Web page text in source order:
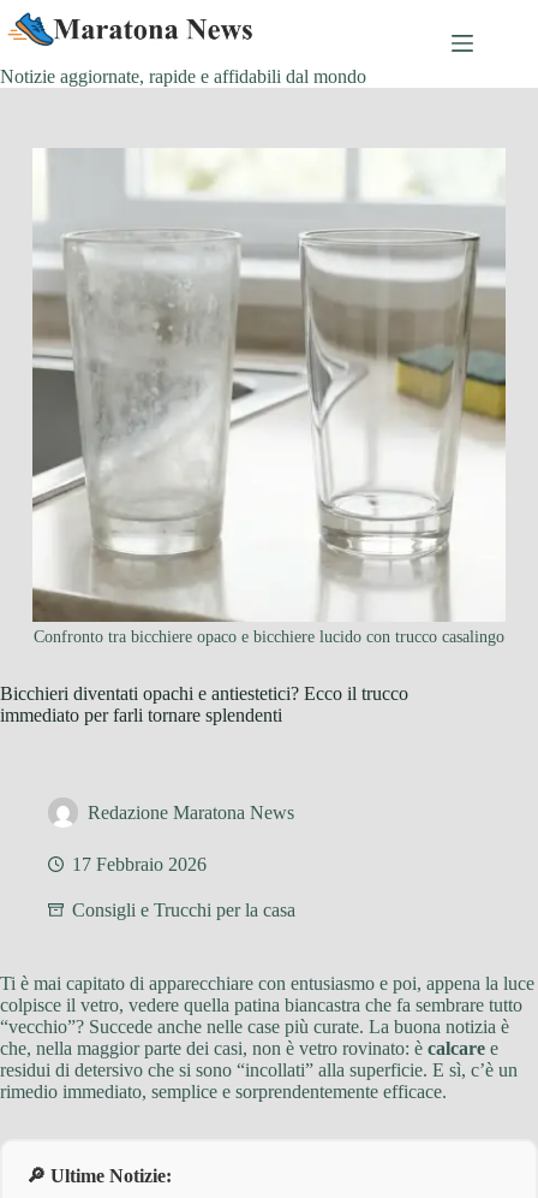
Salta
al
contenuto
Notizie aggiornate, rapide e affidabili dal mondo
Confronto tra bicchiere opaco e bicchiere lucido con trucco casalingo
Bicchieri diventati opachi e antiestetici? Ecco il trucco
immediato per farli tornare splendenti
Redazione Maratona News
17 Febbraio 2026
Consigli e Trucchi per la casa
Ti è mai capitato di apparecchiare con entusiasmo e poi, appena la luce
colpisce il vetro, vedere quella patina biancastra che fa sembrare tutto
“vecchio”? Succede anche nelle case più curate. La buona notizia è
che, nella maggior parte dei casi, non è vetro rovinato: è calcare e
residui di detersivo che si sono “incollati” alla superficie. E sì, c’è un
rimedio immediato, semplice e sorprendentemente efficace.
🔎 Ultime Notizie: